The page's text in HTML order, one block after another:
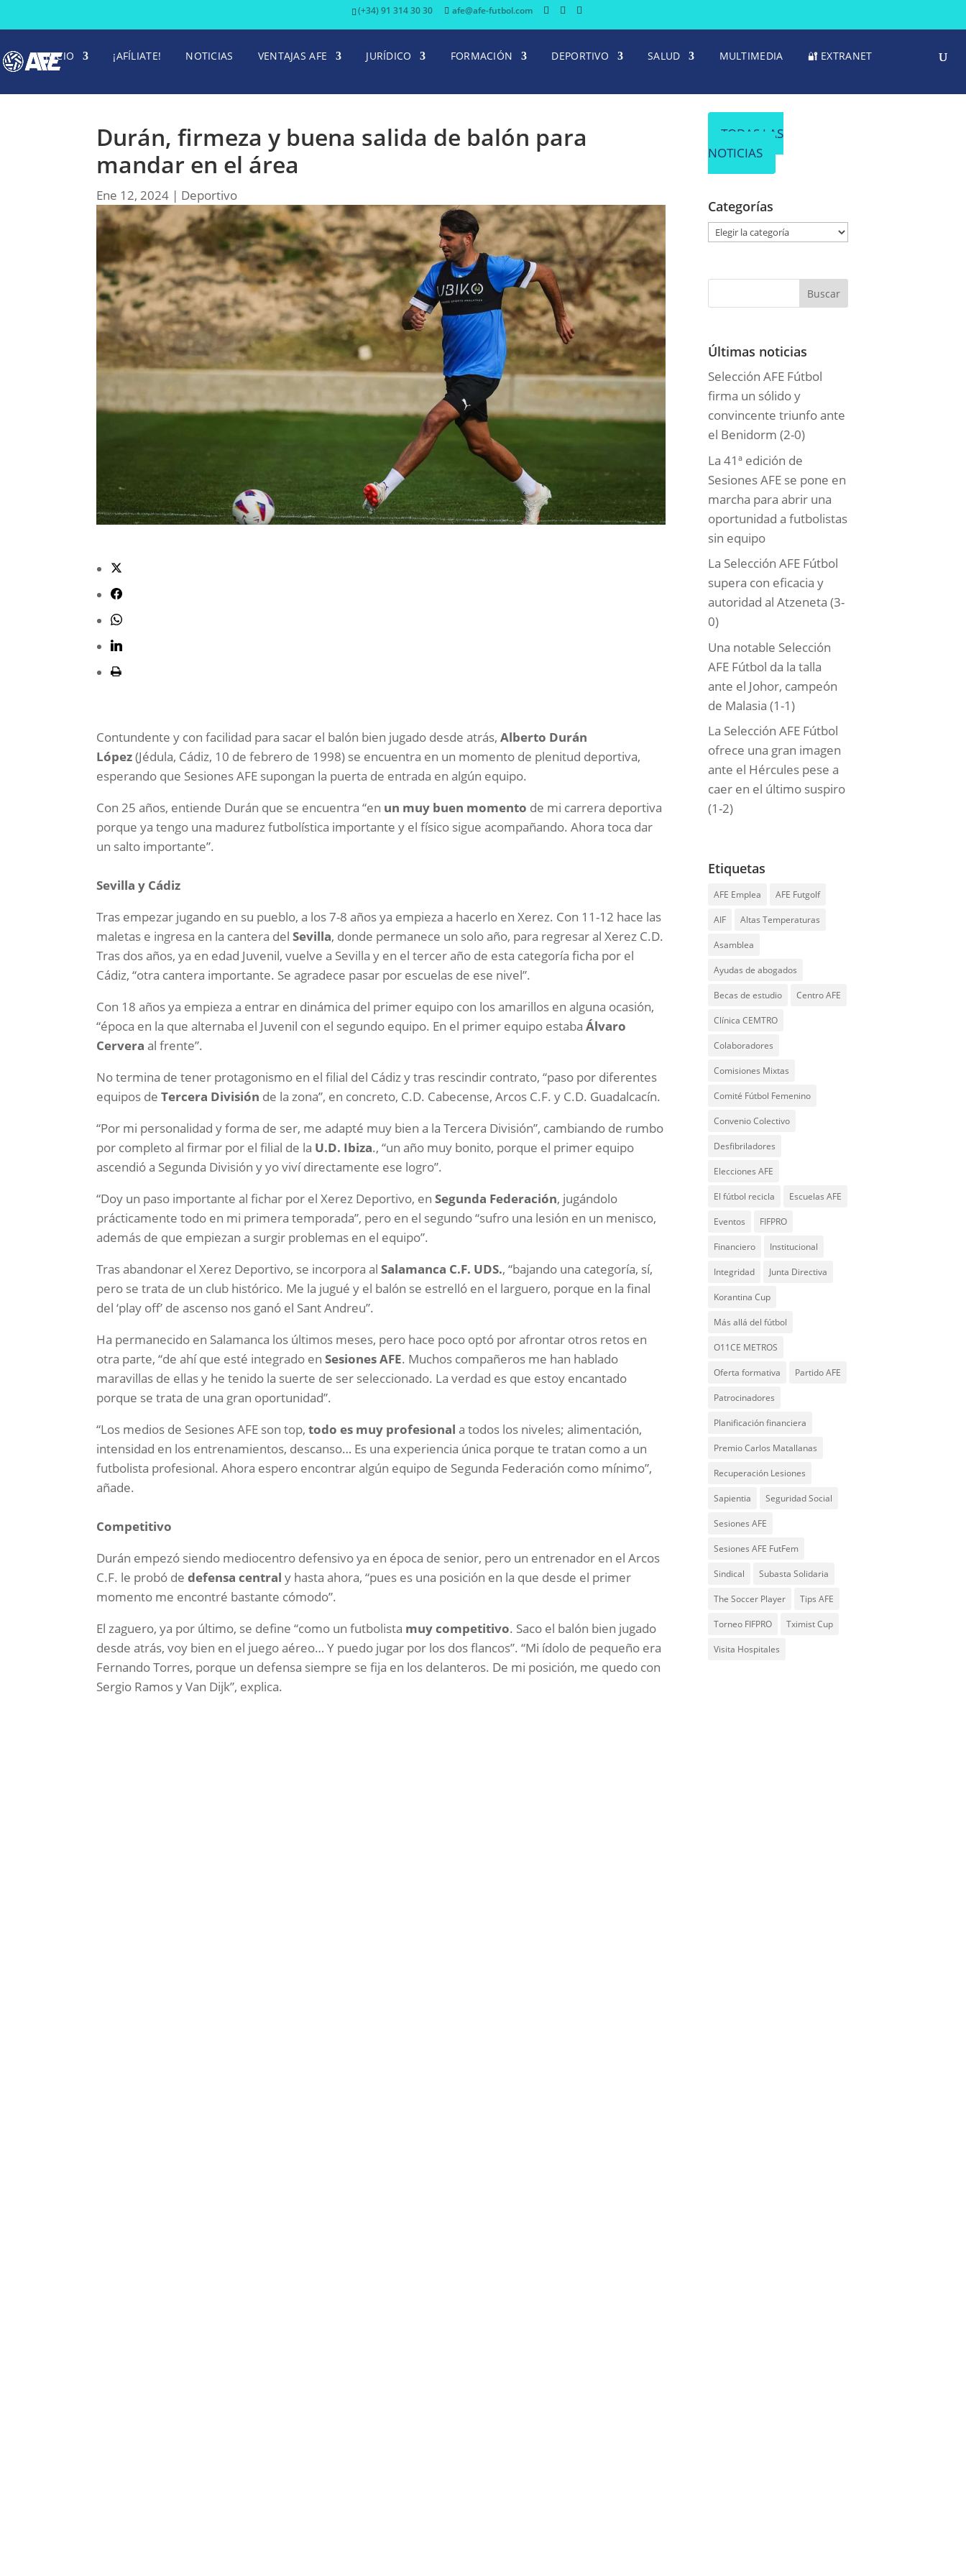
(+34) 91 314 30 30 afe@afe-futbol.com
INICIO ¡AFÍLIATE! NOTICIAS VENTAJAS AFE JURÍDICO FORMACIÓN DEPORTIVO SALUD MULTIMEDIA 🔐 EXTRANET
Durán, firmeza y buena salida de balón para
mandar en el área
Ene 12, 2024 | Deportivo
Contundente y con facilidad para sacar el balón bien jugado desde atrás,Alberto Durán
López(Jédula, Cádiz, 10 de febrero de 1998) se encuentra en un momento de plenitud deportiva,
esperando que Sesiones AFE supongan la puerta de entrada en algún equipo.
Con 25 años, entiende Durán que se encuentra “en un muy buen momento de mi carrera deportiva
porque ya tengo una madurez futbolística importante y el físico sigue acompañando. Ahora toca dar
un salto importante”.
Sevilla y Cádiz
Tras empezar jugando en su pueblo, a los 7-8 años ya empieza a hacerlo en Xerez. Con 11-12 hace las
maletas e ingresa en la cantera delSevilla, donde permanece un solo año, para regresar al Xerez C.D.
Tras dos años, ya en edad Juvenil, vuelve a Sevilla y en el tercer año de esta categoría ficha por el
Cádiz, “otra cantera importante. Se agradece pasar por escuelas de ese nivel”.
Con 18 años ya empieza a entrar en dinámica del primer equipo con los amarillos en alguna ocasión,
“época en la que alternaba el Juvenil con el segundo equipo. En el primer equipo estabaÁlvaro
Cerveraal frente”.
No termina de tener protagonismo en el filial del Cádiz y tras rescindir contrato, “paso por diferentes
equipos deTercera División de la zona”, en concreto, C.D. Cabecense, Arcos C.F. y C.D. Guadalcacín.
“Por mi personalidad y forma de ser, me adapté muy bien a la Tercera División”, cambiando de rumbo
por completo al firmar por el filial de la U.D. Ibiza., “un año muy bonito, porque el primer equipo
ascendió a Segunda División y yo viví directamente ese logro”.
“Doy un paso importante al fichar por el Xerez Deportivo, enSegunda Federación, jugándolo
prácticamente todo en mi primera temporada”, pero en el segundo “sufro una lesión en un menisco,
además de que empiezan a surgir problemas en el equipo”.
Tras abandonar el Xerez Deportivo, se incorpora alSalamanca C.F. UDS., “bajando una categoría, sí,
pero se trata de un club histórico. Me la jugué y el balón se estrelló en el larguero, porque en la final
del ‘play off’ de ascenso nos ganó el Sant Andreu”.
Ha permanecido en Salamanca los últimos meses, pero hace poco optó por afrontar otros retos en
otra parte, “de ahí que esté integrado enSesiones AFE. Muchos compañeros me han hablado
maravillas de ellas y he tenido la suerte de ser seleccionado. La verdad es que estoy encantado
porque se trata de una gran oportunidad”.
“Los medios de Sesiones AFE son top,todo es muy profesional a todos los niveles; alimentación,
intensidad en los entrenamientos, descanso… Es una experiencia única porque te tratan como a un
futbolista profesional. Ahora espero encontrar algún equipo de Segunda Federación como mínimo”,
añade.
Competitivo
Durán empezó siendo mediocentro defensivo ya en época de senior, pero un entrenador en el Arcos
C.F. le probó dedefensa centraly hasta ahora, “pues es una posición en la que desde el primer
momento me encontré bastante cómodo”.
El zaguero, ya por último, se define “como un futbolista muy competitivo. Saco el balón bien jugado
desde atrás, voy bien en el juego aéreo… Y puedo jugar por los dos flancos”. “Mi ídolo de pequeño era
Fernando Torres, porque un defensa siempre se fija en los delanteros. De mi posición, me quedo con
Sergio Ramos y Van Dijk”, explica.
TODAS LAS
NOTICIAS
Categorías
g
r
a
s
Últimas noticias
Selección AFE Fútbol
firma un sólido y
convincente triunfo ante
el Benidorm (2-0)
La 41ª edición de
Sesiones AFE se pone en
marcha para abrir una
oportunidad a futbolistas
sin equipo
La Selección AFE Fútbol
supera con eficacia y
autoridad al Atzeneta (3-
0)
Una notable Selección
AFE Fútbol da la talla
ante el Johor, campeón
de Malasia (1-1)
La Selección AFE Fútbol
ofrece una gran imagen
ante el Hércules pese a
caer en el último suspiro
(1-2)
Etiquetas
AFE Emplea AFE Futgolf
AIF Altas Temperaturas
Asamblea
Ayudas de abogados
Becas de estudio Centro AFE
Clínica CEMTRO
Colaboradores
Comisiones Mixtas
Comité Fútbol Femenino
Convenio Colectivo
Desfibriladores
Elecciones AFE
El fútbol recicla Escuelas AFE
Eventos FIFPRO
Financiero Institucional
Integridad Junta Directiva
Korantina Cup
Más allá del fútbol
O11CE METROS
Oferta formativa Partido AFE
Patrocinadores
Planificación financiera
Premio Carlos Matallanas
Recuperación Lesiones
Sapientia Seguridad Social
Sesiones AFE
Sesiones AFE FutFem
Sindical Subasta Solidaria
The Soccer Player Tips AFE
Torneo FIFPRO Tximist Cup
Visita Hospitales